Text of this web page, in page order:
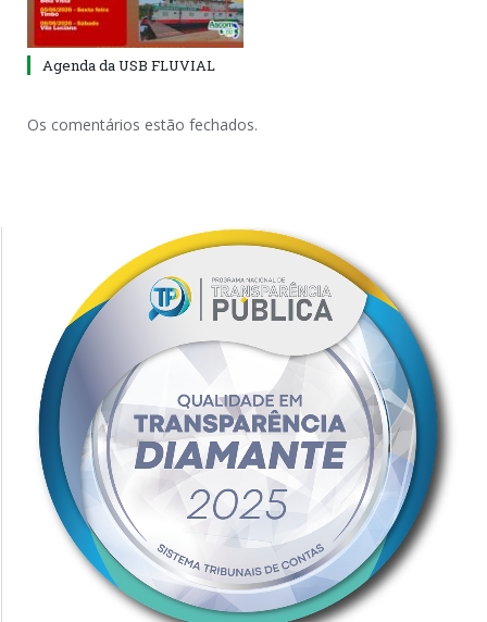
Agenda da USB FLUVIAL
Os comentários estão fechados.